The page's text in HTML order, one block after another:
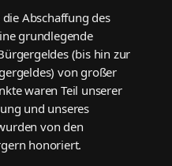
Abschaffung des
grundlegende
(bis hin zur
von großer
waren Teil unserer
und unseres
von den
honoriert.